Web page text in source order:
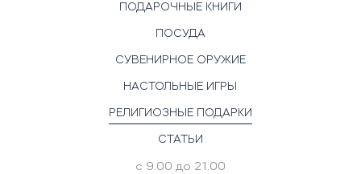
ПОДАРОЧНЫЕ КНИГИ
ПОСУДА
СУВЕНИРНОЕ ОРУЖИЕ
НАСТОЛЬНЫЕ ИГРЫ
РЕЛИГИОЗНЫЕ ПОДАРКИ
СТАТЬИ
с 9.00 до 21.00